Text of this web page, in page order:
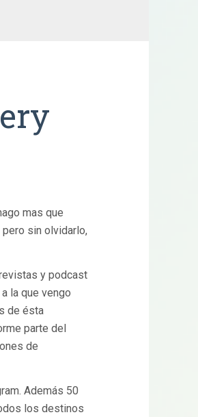
mas que
sin olvidarlo,
y podcast
la que vengo
de ésta
parte del
de
Además 50
los destinos